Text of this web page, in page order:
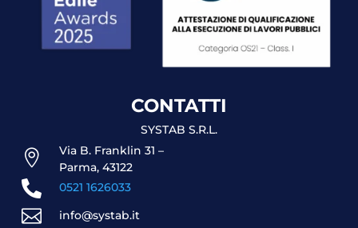
CONTATTI
SYSTAB S.R.L.

Via B. Franklin 31 –
Parma, 43122
 0521 1626033
 info@systab.it